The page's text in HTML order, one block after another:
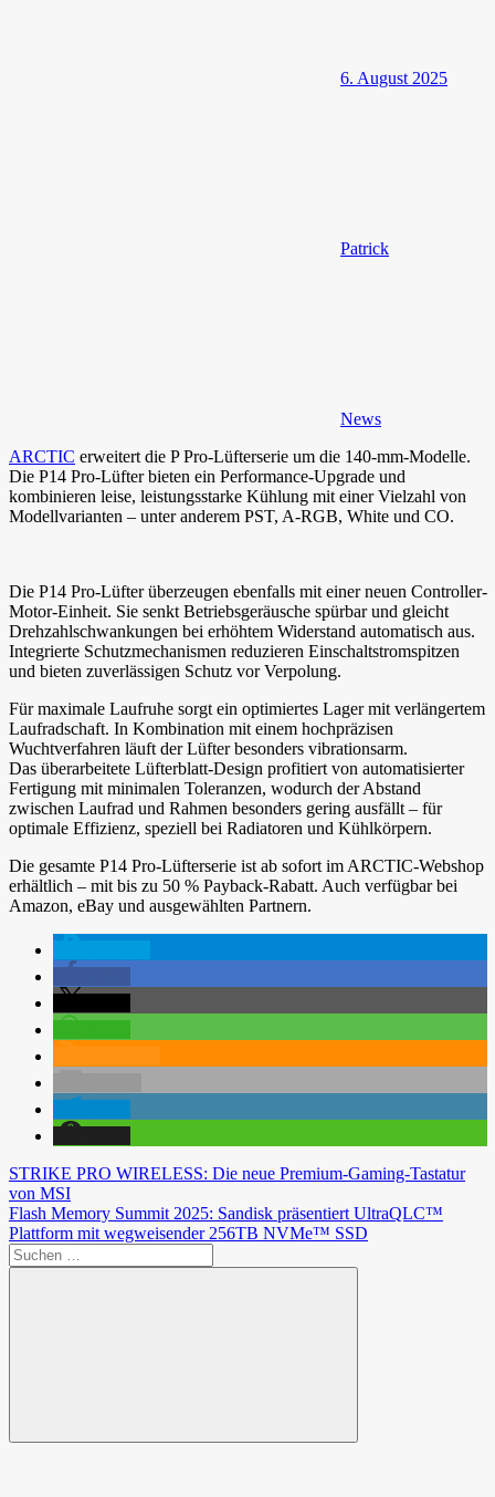
6. August 2025
Patrick
News
ARCTIC erweitert die P Pro-Lüfterserie um die 140-mm-Modelle.
Die P14 Pro-Lüfter bieten ein Performance-Upgrade und
kombinieren leise, leistungsstarke Kühlung mit einer Vielzahl von
Modellvarianten – unter anderem PST, A-RGB, White und CO.
Die P14 Pro-Lüfter überzeugen ebenfalls mit einer neuen Controller-
Motor-Einheit. Sie senkt Betriebsgeräusche spürbar und gleicht
Drehzahlschwankungen bei erhöhtem Widerstand automatisch aus.
Integrierte Schutzmechanismen reduzieren Einschaltstromspitzen
und bieten zuverlässigen Schutz vor Verpolung.
Für maximale Laufruhe sorgt ein optimiertes Lager mit verlängertem
Laufradschaft. In Kombination mit einem hochpräzisen
Wuchtverfahren läuft der Lüfter besonders vibrationsarm.
Das überarbeitete Lüfterblatt-Design profitiert von automatisierter
Fertigung mit minimalen Toleranzen, wodurch der Abstand
zwischen Laufrad und Rahmen besonders gering ausfällt – für
optimale Effizienz, speziell bei Radiatoren und Kühlkörpern.
Die gesamte P14 Pro-Lüfterserie ist ab sofort im ARCTIC-Webshop
erhältlich – mit bis zu 50 % Payback-Rabatt. Auch verfügbar bei
Amazon, eBay und ausgewählten Partnern.
Beitragsnavigation
Vorheriger
Beitrag:
STRIKE PRO WIRELESS: Die neue Premium-Gaming-Tastatur
von MSI
Nächster
Beitrag:
Flash Memory Summit 2025: Sandisk präsentiert UltraQLC™
Plattform mit wegweisender 256TB NVMe™ SSD
Suchen
nach:
Suchen